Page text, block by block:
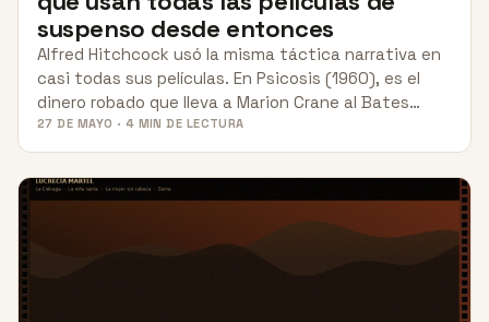
suspenso desde entonces
Alfred Hitchcock usó la misma táctica narrativa en
casi todas sus películas. En Psicosis (1960), es el
dinero robado que lleva a Marion Crane al Bates…
27 DE MAYO · 4 MIN DE LECTURA